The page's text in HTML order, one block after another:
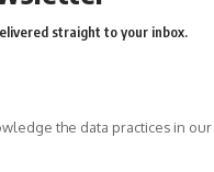
straight to your inbox.
the data practices in our